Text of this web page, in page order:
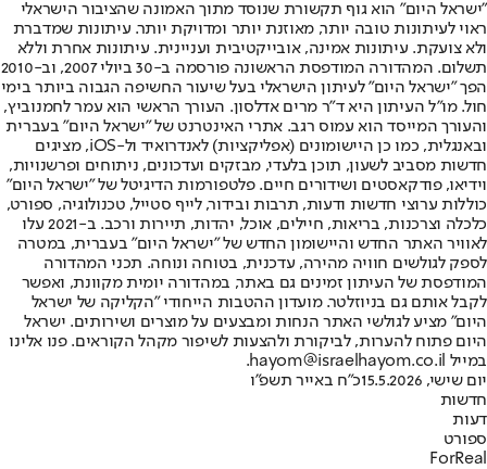
"ישראל היום" הוא גוף תקשורת שנוסד מתוך האמונה שהציבור הישראלי
ראוי לעיתונות טובה יותר, מאוזנת יותר ומדויקת יותר. עיתונות שמדברת
ולא צועקת. עיתונות אמינה, אובייקטיבית ועניינית. עיתונות אחרת וללא
תשלום. המהדורה המודפסת הראשונה פורסמה ב-30 ביולי 2007, וב-2010
הפך "ישראל היום" לעיתון הישראלי בעל שיעור החשיפה הגבוה ביותר בימי
חול. מו"ל העיתון היא ד"ר מרים אדלסון. העורך הראשי הוא עמר לחמנוביץ,
והעורך המייסד הוא עמוס רגב. אתרי האינטרנט של "ישראל היום" בעברית
ובאנגלית, כמו כן היישומונים (אפליקציות) לאנדרואיד ול-iOS, מציגים
חדשות מסביב לשעון, תוכן בלעדי, מבזקים ועדכונים, ניתוחים ופרשנויות,
וידיאו, פודקאסטים ושידורים חיים. פלטפורמות הדיגיטל של "ישראל היום"
כוללות ערוצי חדשות ודעות, תרבות ובידור, לייף סטייל, טכנולוגיה, ספורט,
כלכלה וצרכנות, בריאות, חיילים, אוכל, יהדות, תיירות ורכב. ב-2021 עלו
לאוויר האתר החדש והיישומון החדש של "ישראל היום" בעברית, במטרה
לספק לגולשים חוויה מהירה, עדכנית, בטוחה ונוחה. תכני המהדורה
המודפסת של העיתון זמינים גם באתר, במהדורה יומית מקוונת, ואפשר
לקבל אותם גם בניוזלטר. מועדון ההטבות הייחודי "הקליקה של ישראל
היום" מציע לגולשי האתר הנחות ומבצעים על מוצרים ושירותים. ישראל
היום פתוח להערות, לביקורת ולהצעות לשיפור מקהל הקוראים. פנו אלינו
במייל hayom@israelhayom.co.il.
יום שישי, 15.5.2026
כ"ח באייר תשפ"ו
חדשות
דעות
ספורט
ForReal